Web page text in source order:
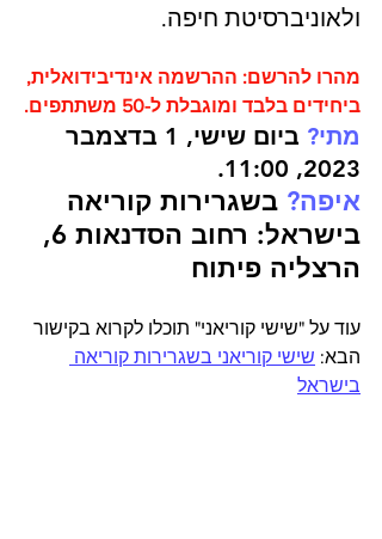
ולאוניברסיטת חיפה.
מהרו להרשם: ההרשמה אינדיבידואלית,
ביחידים בלבד ומוגבלת ל-50 משתתפים.
מתי?
ביום שישי, 1 בדצמבר
2023, 11:00.
איפה? בשגרירות קוריאה
בישראל: רחוב הסדנאות 6,
הרצליה פיתוח
עוד על "שישי קוריאני" תוכלו לקרוא בקישור
הבא: שישי קוריאני בשגרירות קוריאה
בישראל